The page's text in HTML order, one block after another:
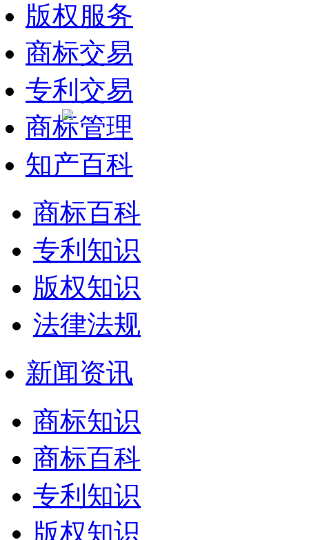
版权服务
商标交易
专利交易
商标管理
知产百科
商标百科
专利知识
版权知识
法律法规
新闻资讯
商标知识
商标百科
专利知识
版权知识